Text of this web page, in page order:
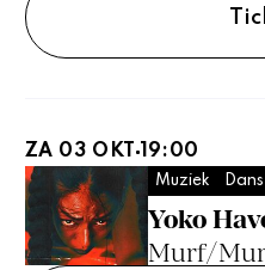
Yoko
Murf/
Muziek Dans
ZA 03 OKT 19:00